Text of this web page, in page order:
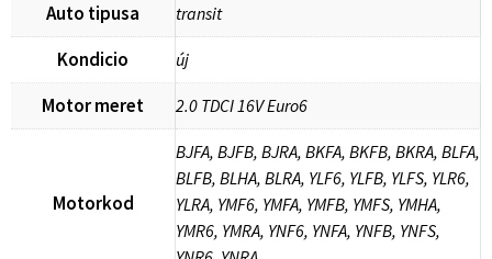
Auto tipusa transit
Kondicio új
Motor meret 2.0 TDCI 16V Euro6
Motorkod
BJFA, BJFB, BJRA, BKFA, BKFB, BKRA, BLFA,
BLFB, BLHA, BLRA, YLF6, YLFB, YLFS, YLR6,
YLRA, YMF6, YMFA, YMFB, YMFS, YMHA,
YMR6, YMRA, YNF6, YNFA, YNFB, YNFS,